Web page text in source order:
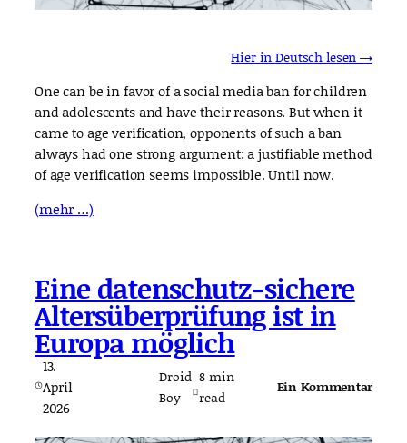
Hier in Deutsch lesen →
One can be in favor of a social media ban for children
and adolescents and have their reasons. But when it
came to age verification, opponents of such a ban
always had one strong argument: a justifiable method
of age verification seems impossible. Until now.
(mehr …)
Eine datenschutz-sichere
Altersüberprüfung ist in
Europa möglich
13.
April
2026
Droid
Boy
8min
read
Ein Kommentar